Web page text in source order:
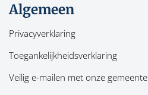
Algemeen
Privacyverklaring
Toegankelijkheidsverklaring
Veilig e-mailen met onze gemeente